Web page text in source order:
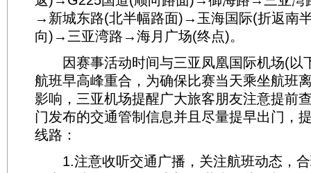
→新城东路(北半幅路面)→玉海国际(折返南
向)→三亚湾路→海月广场(终点)。
因赛事活动时间与三亚凤凰国际机场(以
航班早高峰重合，为确保比赛当天乘坐航班
影响，三亚机场提醒广大旅客朋友注意提前
门发布的交通管制信息并且尽量提早出门，
线路：
1.注意收听交通广播，关注航班动态，合